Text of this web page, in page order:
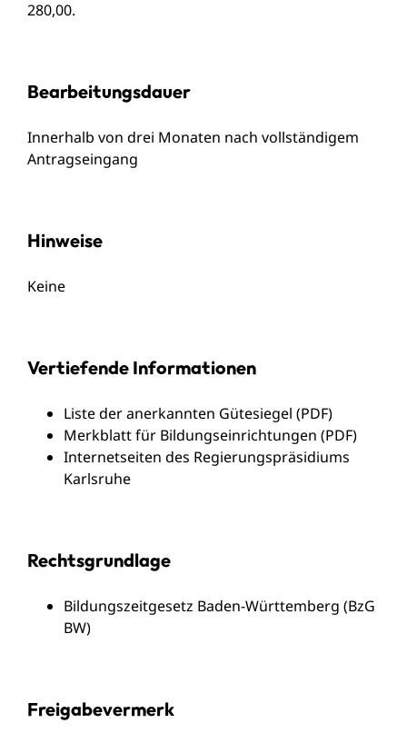
280,00.
Bearbeitungsdauer
Innerhalb von drei Monaten nach vollständigem
Antragseingang
Hinweise
Keine
Vertiefende Informationen
Liste der anerkannten Gütesiegel (PDF)
Merkblatt für Bildungseinrichtungen (PDF)
Internetseiten des Regierungspräsidiums
Karlsruhe
Rechtsgrundlage
Bildungszeitgesetz Baden-Württemberg (BzG
BW)
Freigabevermerk